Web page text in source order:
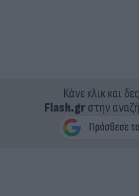
Κάνε κλικ και
Flash.grστην